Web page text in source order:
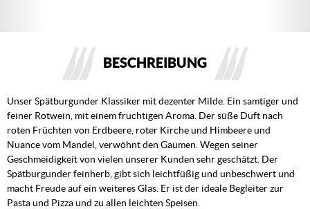
BESCHREIBUNG
Unser Spätburgunder Klassiker mit dezenter Milde. Ein samtiger und
feiner Rotwein, mit einem fruchtigen Aroma. Der süße Duft nach
roten Früchten von Erdbeere, roter Kirche und Himbeere und
Nuance vom Mandel, verwöhnt den Gaumen. Wegen seiner
Geschmeidigkeit von vielen unserer Kunden sehr geschätzt. Der
Spätburgunder feinherb, gibt sich leichtfüßig und unbeschwert und
macht Freude auf ein weiteres Glas. Er ist der ideale Begleiter zur
Pasta und Pizza und zu allen leichten Speisen.